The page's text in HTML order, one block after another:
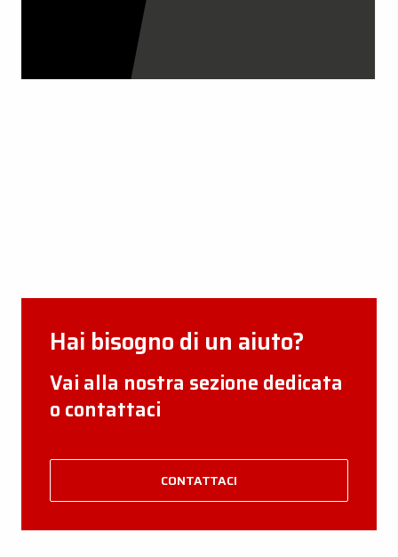
Hai bisogno di un aiuto?
Vai alla nostra sezione dedicata
o contattaci
CONTATTACI